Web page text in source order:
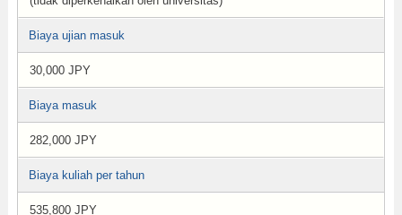
Biaya ujian masuk
30,000 JPY
Biaya masuk
282,000 JPY
Biaya kuliah per tahun
535,800 JPY